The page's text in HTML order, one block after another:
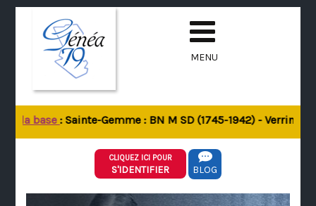
MENU
la base: Sainte-Gemme : BN M SD (1745-1942) - Verrines-
CLIQUEZ ICI POUR
S'IDENTIFIER BLOG